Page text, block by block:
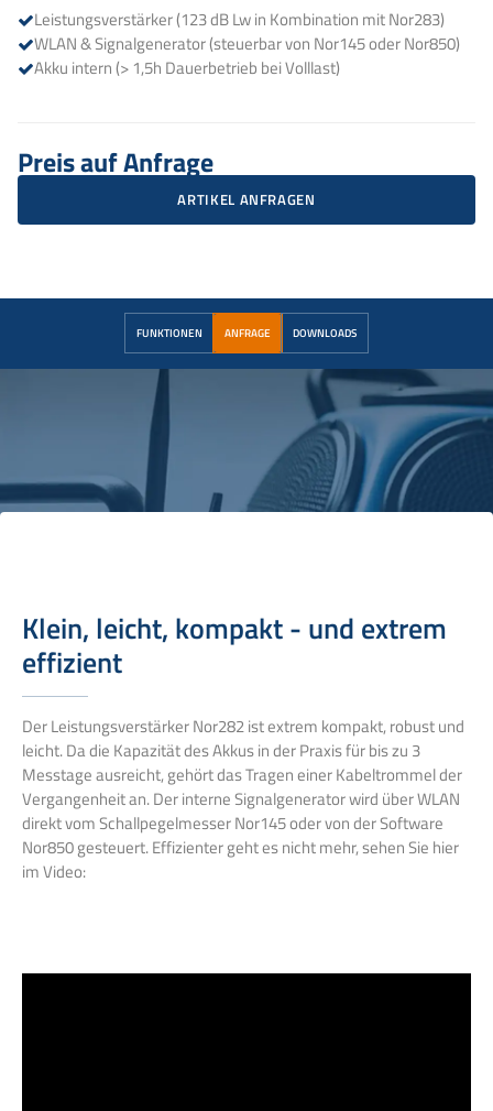
Leistungsverstärker (123 dB Lw in Kombination mit Nor283)
WLAN & Signalgenerator (steuerbar von Nor145 oder Nor850)
Akku intern (> 1,5h Dauerbetrieb bei Volllast)
Preis auf Anfrage
ARTIKEL ANFRAGEN
FUNKTIONEN ANFRAGE DOWNLOADS
Klein, leicht, kompakt - und extrem
effizient
Der Leistungsverstärker Nor282 ist extrem kompakt, robust und
leicht. Da die Kapazität des Akkus in der Praxis für bis zu 3
Messtage ausreicht, gehört das Tragen einer Kabeltrommel der
Vergangenheit an. Der interne Signalgenerator wird über WLAN
direkt vom Schallpegelmesser Nor145 oder von der Software
Nor850 gesteuert. Effizienter geht es nicht mehr, sehen Sie hier
im Video: